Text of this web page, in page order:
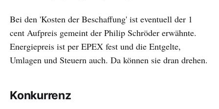
Bei den 'Kosten der Beschaffung' ist eventuell der 1
cent Aufpreis gemeint der Philip Schröder erwähnte.
Energiepreis ist per EPEX fest und die Entgelte,
Umlagen und Steuern auch. Da können sie dran drehen.
Konkurrenz